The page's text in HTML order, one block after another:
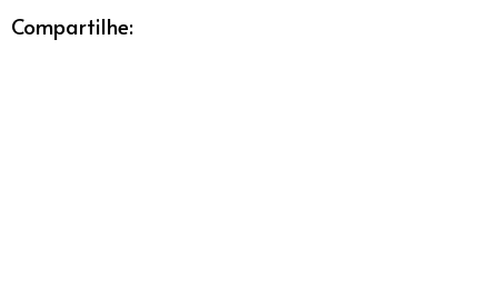
Compartilhe: